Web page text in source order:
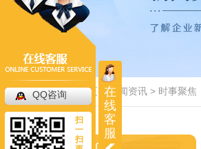
当前位置：首页 >新闻资讯 > 时事聚焦
在
线
客
服
QQ咨询
扫
一
扫